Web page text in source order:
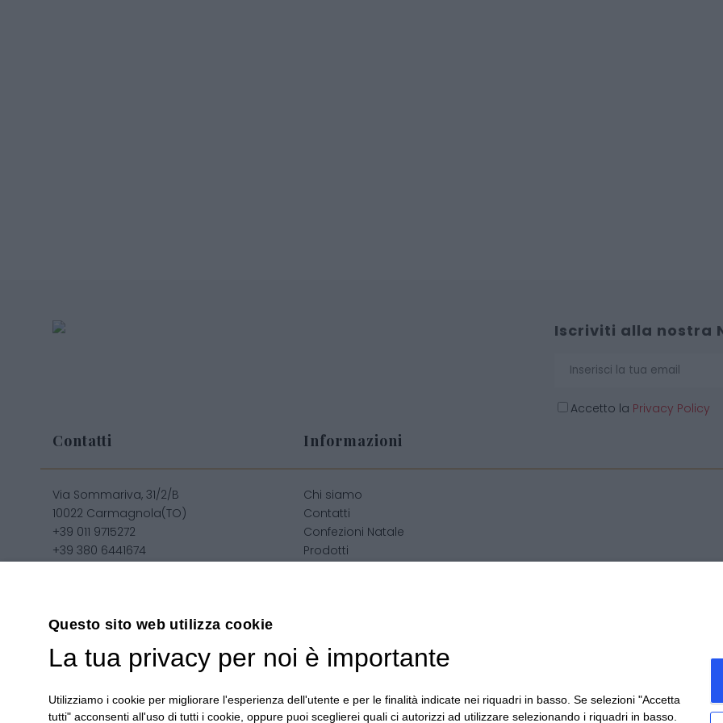
Iscriviti alla nostra
Accetto la Privacy Policy
Contatti
Via Sommariva, 31/2/B
10022 Carmagnola(TO)
+39 011 9715272
+39 380 6441674
Informazioni
Chi siamo
Contatti
Confezioni Natale
Prodotti
Copyright 2020© Regali Digusto è un marchio di Olio Becchis di Becchis Danilo - Via Sommariva, 31/2/B - 10022
Questo sito web utilizza cookie
La tua privacy per noi è importante
Utilizziamo i cookie per migliorare l'esperienza dell'utente e per le finalità indicate nei riquadri in basso. Se selezioni "Accetta
tutti" acconsenti all'uso di tutti i cookie, oppure puoi sceglierei quali ci autorizzi ad utilizzare selezionando i riquadri in basso.